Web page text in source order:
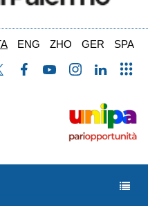
ENG ZHO GER SPA